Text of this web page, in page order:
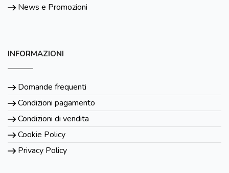
News e Promozioni
INFORMAZIONI
Domande frequenti
Condizioni pagamento
Condizioni di vendita
Cookie Policy
Privacy Policy